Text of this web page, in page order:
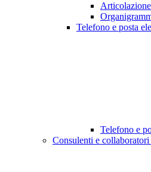
Telefono e posta
Telefono e
Consulenti e collaboratori